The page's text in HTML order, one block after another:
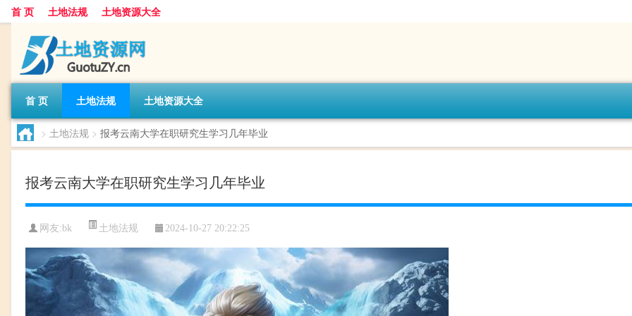
首 页 土地法规 土地资源大全
首 页 土地法规 土地资源大全
> 土地法规 > 报考云南大学在职研究生学习几年毕业
报考云南大学在职研究生学习几年毕业
网友:bk 土地法规 2024-10-27 20:22:25